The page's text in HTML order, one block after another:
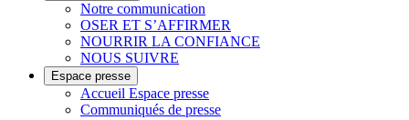
Notre communication
OSER ET S’AFFIRMER
NOURRIR LA CONFIANCE
NOUS SUIVRE
Espace presse
Accueil Espace presse
Communiqués de presse